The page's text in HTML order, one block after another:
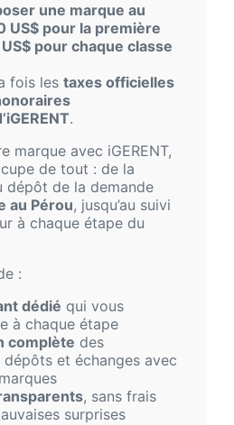
une marque au
US$ pour la première
pour chaque classe
fois les taxes officielles
.
marque avec iGERENT,
de tout : de la
dépôt de la demande
au Pérou, jusqu’au suivi
à chaque étape du
:
dédié qui vous
à chaque étape
complète des
et échanges avec
, sans frais
surprises